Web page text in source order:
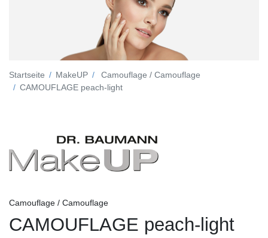
Startseite MakeUP
Camouflage / Camouflage
CAMOUFLAGE peach-light
Camouflage / Camouflage
CAMOUFLAGE peach-light